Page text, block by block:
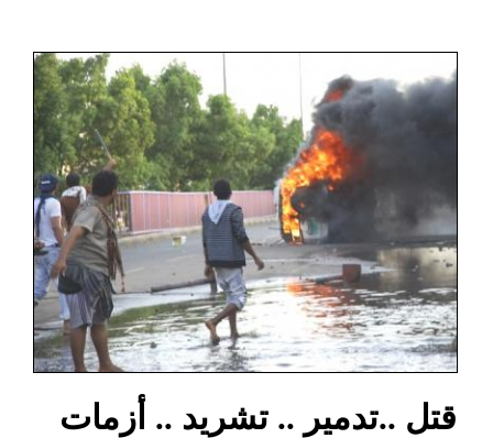
قتل ..تدمير .. تشريد .. أزمات